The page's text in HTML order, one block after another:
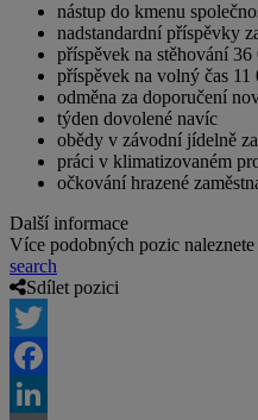
nástup do kmenu
nadstandardní příspěvky
příspěvek na stěhování
příspěvek na volný čas
odměna za doporučení
týden dovolené navíc
obědy v závodní jídelně
práci v klimatizovaném
očkování hrazené
Další informace
Více podobných pozic naleznete
search
Sdílet pozici
Twitter
Facebook